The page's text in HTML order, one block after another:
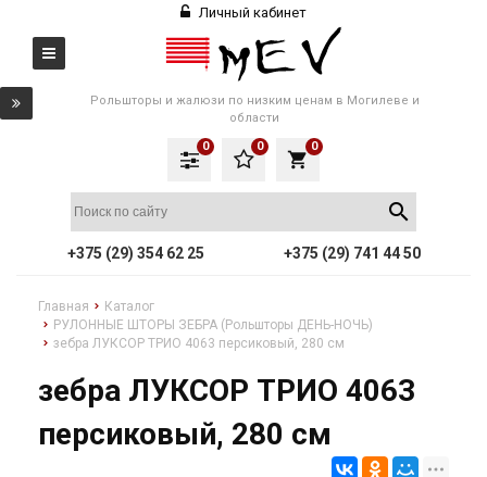
Личный кабинет
Рольшторы и жалюзи по низким ценам в Могилеве и
области
local_grocery_store
0
0
0
+375 (29) 354 62 25 +375 (29) 741 44 50
Главная
Каталог
РУЛОННЫЕ ШТОРЫ ЗЕБРА (Рольшторы ДЕНЬ-НОЧЬ)
зебра ЛУКСОР ТРИО 4063 персиковый, 280 см
зебра ЛУКСОР ТРИО 4063
персиковый, 280 см